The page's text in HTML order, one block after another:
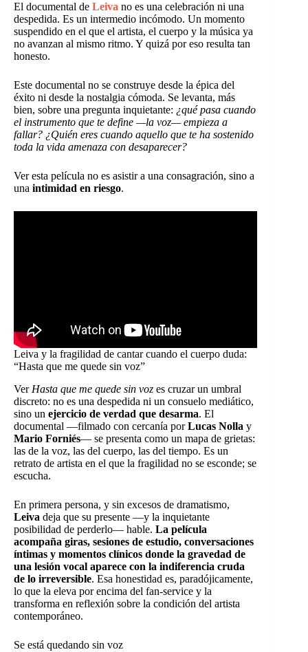
El documental de Leiva no es una celebración ni una
despedida. Es un intermedio incómodo. Un momento
suspendido en el que el artista, el cuerpo y la música ya
no avanzan al mismo ritmo. Y quizá por eso resulta tan
honesto.
Este documental no se construye desde la épica del
éxito ni desde la nostalgia cómoda. Se levanta, más
bien, sobre una pregunta inquietante: ¿qué pasa cuando
el instrumento que te define —la voz— empieza a
fallar? ¿Quién eres cuando aquello que te ha sostenido
toda la vida amenaza con desaparecer?
Ver esta película no es asistir a una consagración, sino a
una intimidad en riesgo.
Leiva y la fragilidad de cantar cuando el cuerpo duda:
“Hasta que me quede sin voz”
Ver Hasta que me quede sin voz es cruzar un umbral
discreto: no es una despedida ni un consuelo mediático,
sino un ejercicio de verdad que desarma. El
documental —filmado con cercanía porLucas Nolla y
Mario Forniés— se presenta como un mapa de grietas:
las de la voz, las del cuerpo, las del tiempo. Es un
retrato de artista en el que la fragilidad no se esconde; se
escucha.
En primera persona, y sin excesos de dramatismo,
Leiva deja que su presente —y la inquietante
posibilidad de perderlo— hable. La película
acompaña giras, sesiones de estudio, conversaciones
íntimas y momentos clínicos donde la gravedad de
una lesión vocal aparece con la indiferencia cruda
de lo irreversible. Esa honestidad es, paradójicamente,
lo que la eleva por encima del fan-service y la
transforma en reflexión sobre la condición del artista
contemporáneo.
Se está quedando sin voz